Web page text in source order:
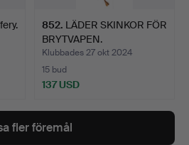
852. LÄDER SKINKOR FÖR
BRYTVAPEN.
Klubbades 27 okt 2024
15 bud
137 USD
fler föremål